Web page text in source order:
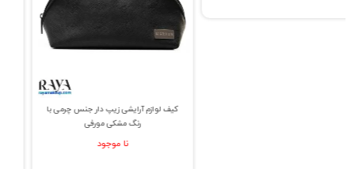
کیف لوازم آرایشی زیپ دار جنس چرمی با
رنگ مشکی مورفی
نا موجود